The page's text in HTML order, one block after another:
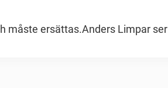
ersättas.Anders Limpar